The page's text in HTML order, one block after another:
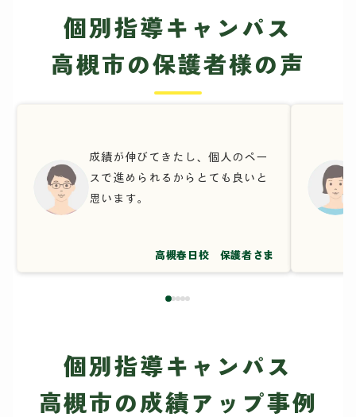
個別指導キャンパス
高槻市の保護者様の声
成績が伸びてきたし、個人のペー
スで進められるからとても良いと
思います。
高槻春日校 保護者さま
個別指導キャンパス
高槻市の成績アップ事例